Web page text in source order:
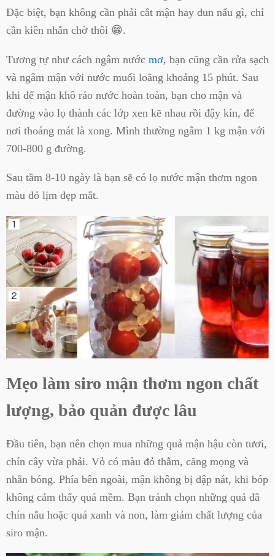
Đặc biệt, bạn không cần phải cắt mận hay đun nấu gì, chỉ
cần kiên nhẫn chờ thôi 😁.
Tương tự như cách ngâm nước mơ, bạn cũng cần rửa sạch
và ngâm mận với nước muối loãng khoảng 15 phút. Sau
khi để mận khô ráo nước hoàn toàn, bạn cho mận và
đường vào lọ thành các lớp xen kẽ nhau rồi đậy kín, để
nơi thoáng mát là xong. Mình thường ngâm 1 kg mận với
700-800 g đường.
Sau tầm 8-10 ngày là bạn sẽ có lọ nước mận thơm ngon
màu đỏ lịm đẹp mắt.
Mẹo làm siro mận thơm ngon chất
lượng, bảo quản được lâu
Đầu tiên, bạn nên chọn mua những quả mận hậu còn tươi,
chín cây vừa phải. Vỏ có màu đỏ thẫm, căng mọng và
nhẵn bóng. Phía bên ngoài, mận không bị dập nát, khi bóp
không cảm thấy quá mềm. Bạn tránh chọn những quả đã
chín nẫu hoặc quá xanh và non, làm giảm chất lượng của
siro mận.